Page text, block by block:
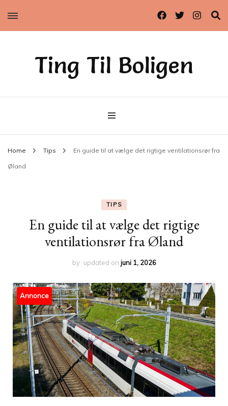
Ting Til Boligen
Home Tips En guide til at vælge det rigtige ventilationsrør fra
Øland
TIPS
En guide til at vælge det rigtige
ventilationsrør fra Øland
by updated on juni 1, 2026
Annonce